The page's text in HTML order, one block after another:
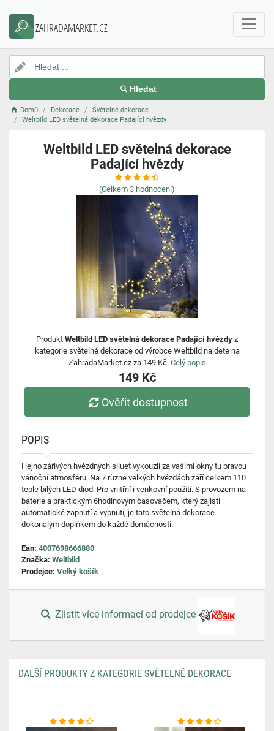
ZAHRADAMARKET.CZ
Hledat
Domů Dekorace
Světelné dekorace
Weltbild LED světelná dekorace Padající hvězdy
Weltbild LED světelná dekorace
Padající hvězdy
(Celkem 3 hodnocení)
Produkt Weltbild LED světelná dekorace Padající hvězdy z
kategorie světelné dekorace od výrobce Weltbild najdete na
ZahradaMarket.cz za 149 Kč. Celý popis
149 Kč
Ověřit dostupnost
POPIS
Hejno zářivých hvězdných siluet vykouzlí za vašimi okny tu pravou
vánoční atmosféru. Na 7 různě velkých hvězdách září celkem 110
teple bílých LED diod. Pro vnitřní i venkovní použití. S provozem na
baterie a praktickým 6hodinovým časovačem, který zajistí
automatické zapnutí a vypnutí, je tato světelná dekorace
dokonalým doplňkem do každé domácnosti.
Ean: 4007698666880
Značka: Weltbild
Prodejce: Velký košík
Zjistit více informací od prodejce
DALŠÍ PRODUKTY Z KATEGORIE SVĚTELNÉ DEKORACE